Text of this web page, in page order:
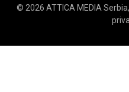
© 2026 ATTICA MEDIA